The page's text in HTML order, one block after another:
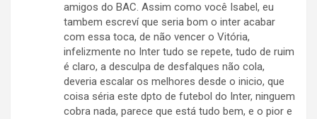
amigos do BAC. Assim como você Isabel, eu
tambem escreví que seria bom o inter acabar
com essa toca, de não vencer o Vitória,
infelizmente no Inter tudo se repete, tudo de ruim
é claro, a desculpa de desfalques não cola,
deveria escalar os melhores desde o inicio, que
coisa séria este dpto de futebol do Inter, ninguem
cobra nada, parece que está tudo bem, e o pior e